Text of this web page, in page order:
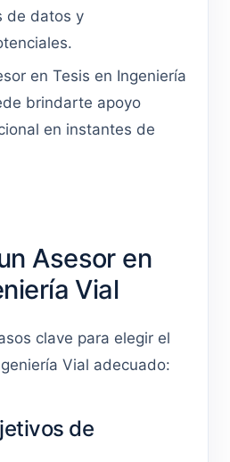
de datos y
en Tesis en Ingeniería
brindarte apoyo
en instantes de
Asesor en
Vial
clave para elegir el
Vial adecuado:
de